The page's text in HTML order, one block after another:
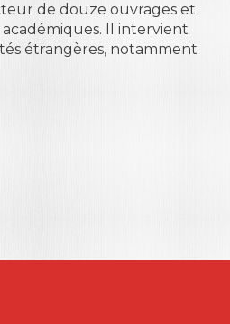
de douze ouvrages et
Il intervient
étrangères, notamment